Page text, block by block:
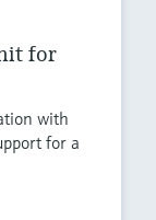
for
with
for a